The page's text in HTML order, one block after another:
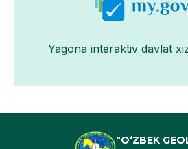
Yagona interaktiv davlat
"O‘ZBEK